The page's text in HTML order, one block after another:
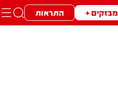
מבזקים + התראות